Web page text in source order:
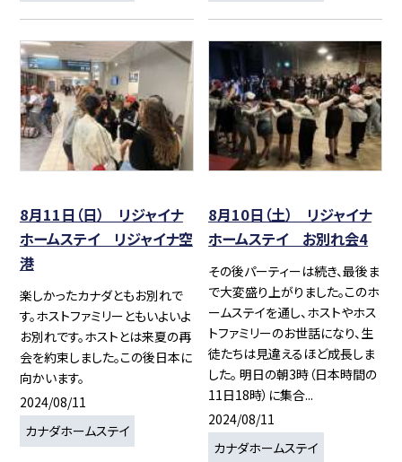
8月11日（日） リジャイナ
ホームステイ リジャイナ空
港
楽しかったカナダともお別れで
す。ホストファミリーともいよいよ
お別れです。ホストとは来夏の再
会を約束しました。この後日本に
向かいます。
2024/08/11
カナダホームステイ
8月10日（土） リジャイナ
ホームステイ お別れ会4
その後パーティーは続き、最後ま
で大変盛り上がりました。このホ
ームステイを通し、ホストやホス
トファミリーのお世話になり、生
徒たちは見違えるほど成長しま
した。 明日の朝3時（日本時間の
11日18時）に集合...
2024/08/11
カナダホームステイ